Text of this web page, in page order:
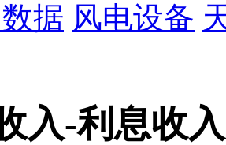
据 风电设备
入-利息收入